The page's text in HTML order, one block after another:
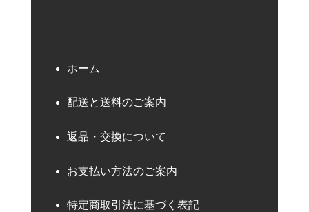
ホーム
配送と送料のご案内
返品・交換について
お支払い方法のご案内
特定商取引法に基づく表記